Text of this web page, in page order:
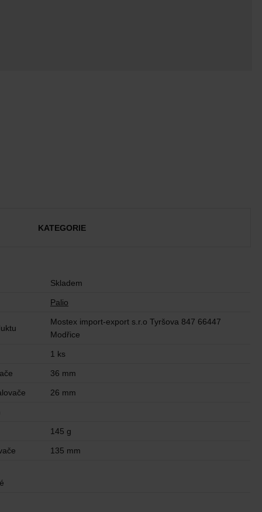
KATEGORIE
Skladem
Palio
Mostex import-export s.r.o Tyršova 847 66447
Modřice
1 ks
36 mm
26 mm
145 g
135 mm